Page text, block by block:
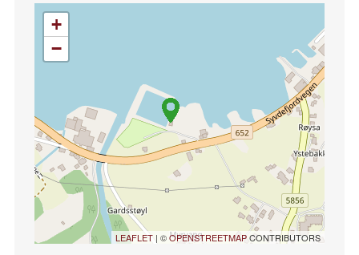
+
−
LEAFLET | ©OPENSTREETMAPCONTRIBUTORS